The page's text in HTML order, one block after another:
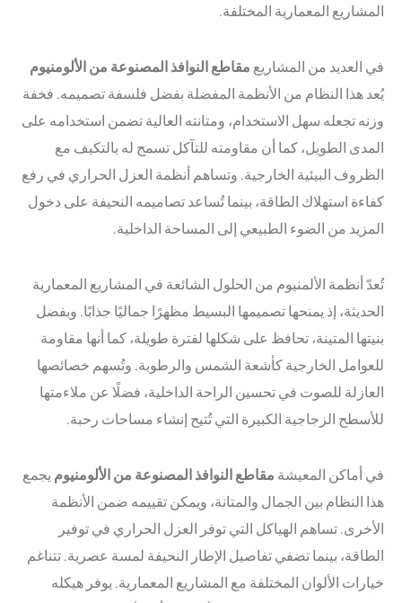
المشاريع المعمارية المختلفة.
في العديد من المشاريع مقاطع النوافذ المصنوعة من الألومنيوم
يُعد هذا النظام من الأنظمة المفضلة بفضل فلسفة تصميمه. فخفة
وزنه تجعله سهل الاستخدام، ومتانته العالية تضمن استخدامه على
المدى الطويل، كما أن مقاومته للتآكل تسمح له بالتكيف مع
الظروف البيئية الخارجية. وتساهم أنظمة العزل الحراري في رفع
كفاءة استهلاك الطاقة، بينما تُساعد تصاميمه النحيفة على دخول
المزيد من الضوء الطبيعي إلى المساحة الداخلية.
تُعدّ أنظمة الألمنيوم من الحلول الشائعة في المشاريع المعمارية
الحديثة، إذ يمنحها تصميمها البسيط مظهرًا جماليًا جذابًا. وبفضل
بنيتها المتينة، تحافظ على شكلها لفترة طويلة، كما أنها مقاومة
للعوامل الخارجية كأشعة الشمس والرطوبة. وتُسهم خصائصها
العازلة للصوت في تحسين الراحة الداخلية، فضلًا عن ملاءمتها
للأسطح الزجاجية الكبيرة التي تُتيح إنشاء مساحات رحبة.
في أماكن المعيشة مقاطع النوافذ المصنوعة من الألومنيوم يجمع
هذا النظام بين الجمال والمتانة، ويمكن تقييمه ضمن الأنظمة
الأخرى. تساهم الهياكل التي توفر العزل الحراري في توفير
الطاقة، بينما تضفي تفاصيل الإطار النحيفة لمسة عصرية. تتناغم
خيارات الألوان المختلفة مع المشاريع المعمارية. يوفر هيكله